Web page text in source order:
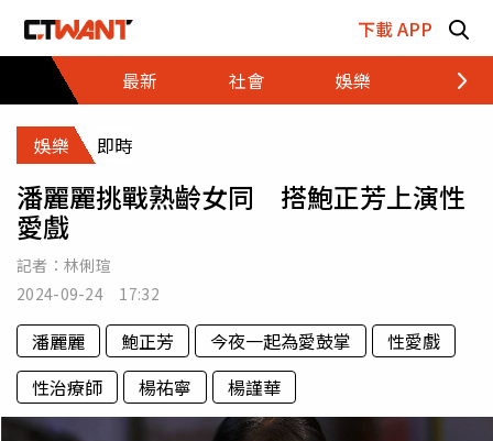
下載 APP
最新
社會 娛樂 財經
娛樂 即時
潘麗麗挑戰熟齡女同 搭鮑正芳上演性
愛戲
記者： 林俐瑄
2024-09-24 17:32
潘麗麗 鮑正芳 今夜一起為愛鼓掌
性愛戲
性治療師
楊祐寧 楊謹華